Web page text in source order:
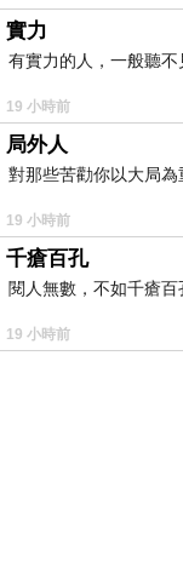
實力
有實力的人，一般聽不
19 小時前
局外人
對那些苦勸你以大局為
19 小時前
千瘡百孔
閱人無數，不如千瘡百
19 小時前